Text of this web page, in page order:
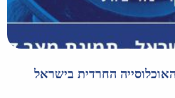
החרדית בישראל